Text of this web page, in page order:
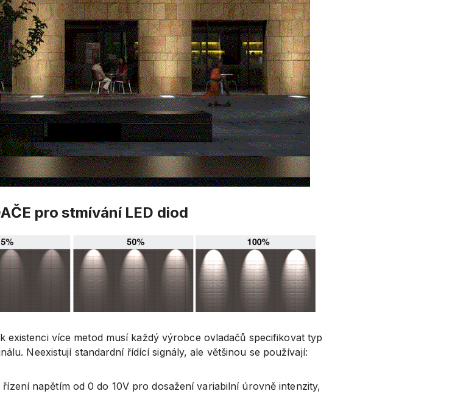
pro stmívání LED diod
existenci více metod musí každý výrobce ovladačů specifikovat typ
Neexistují standardní řídící signály, ale většinou se používají:
řízení napětím od 0 do 10V pro dosažení variabilní úrovně intenzity,